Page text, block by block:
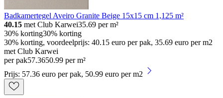
Badkamertegel Aveiro Granite Beige 15x15 cm 1,125 m²
40.15 met Club Karwei35.69 per m²
30% korting30% korting
30% korting, voordeelprijs: 40.15 euro per pak, 35.69 euro per m2
met Club Karwei
per pak57.3650.99 per m²
Prijs: 57.36 euro per pak, 50.99 euro per m2